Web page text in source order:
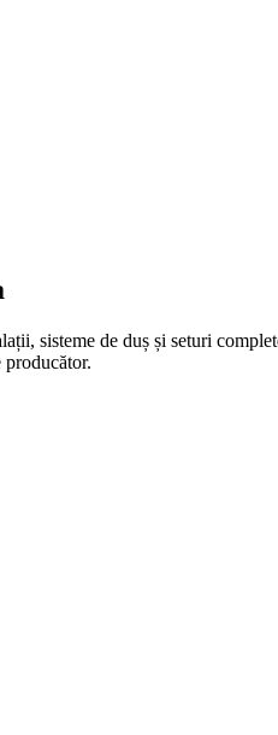
sisteme de duș și seturi